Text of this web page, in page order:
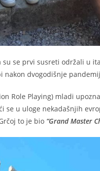
su se prvi susreti održali u
nakon dvogodišnje
Role Playing) mladi
se u uloge nekadašnjih
to je bio “Grand Master